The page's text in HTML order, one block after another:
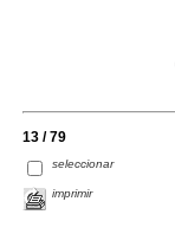
13 / 79
seleccionar
imprimir